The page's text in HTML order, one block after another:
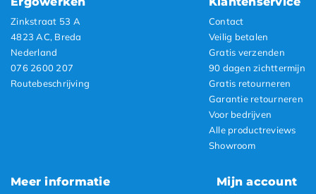
Zinkstraat 53 A
4823 AC, Breda
Nederland
076 2600 207
Routebeschrijving
Contact
Veilig betalen
Gratis verzenden
90 dagen zichttermijn
Gratis retourneren
Garantie retourneren
Voor bedrijven
Alle productreviews
Showroom
Meer informatie Mijn account